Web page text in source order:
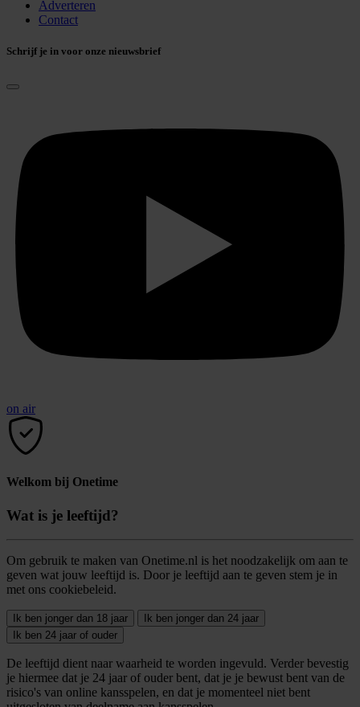
Adverteren
Contact
Schrijf je in voor onze nieuwsbrief
on air
Welkom bij Onetime
Wat is je leeftijd?
Om gebruik te maken van Onetime.nl is het noodzakelijk om aan te
geven wat jouw leeftijd is. Door je leeftijd aan te geven stem je in
met ons cookiebeleid.
Ik ben jonger dan 18 jaar
Ik ben jonger dan 24 jaar
Ik ben 24 jaar of ouder
De leeftijd dient naar waarheid te worden ingevuld. Verder bevestig
je hiermee dat je 24 jaar of ouder bent, dat je je bewust bent van de
risico's van online kansspelen, en dat je momenteel niet bent